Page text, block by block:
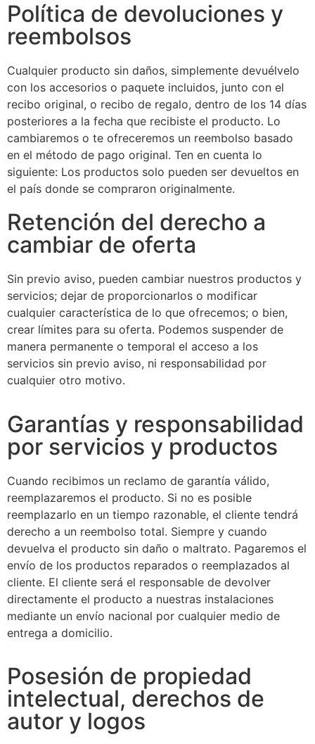
Política de devoluciones y
reembolsos
Cualquier producto sin daños, simplemente devuélvelo
con los accesorios o paquete incluidos, junto con el
recibo original, o recibo de regalo, dentro de los 14 días
posteriores a la fecha que recibiste el producto. Lo
cambiaremos o te ofreceremos un reembolso basado
en el método de pago original. Ten en cuenta lo
siguiente: Los productos solo pueden ser devueltos en
el país donde se compraron originalmente.
Retención del derecho a
cambiar de oferta
Sin previo aviso, pueden cambiar nuestros productos y
servicios; dejar de proporcionarlos o modificar
cualquier característica de lo que ofrecemos; o bien,
crear límites para su oferta. Podemos suspender de
manera permanente o temporal el acceso a los
servicios sin previo aviso, ni responsabilidad por
cualquier otro motivo.
Garantías y responsabilidad
por servicios y productos
Cuando recibimos un reclamo de garantía válido,
reemplazaremos el producto. Si no es posible
reemplazarlo en un tiempo razonable, el cliente tendrá
derecho a un reembolso total. Siempre y cuando
devuelva el producto sin daño o maltrato. Pagaremos el
envío de los productos reparados o reemplazados al
cliente. El cliente será el responsable de devolver
directamente el producto a nuestras instalaciones
mediante un envío nacional por cualquier medio de
entrega a domicilio.
Posesión de propiedad
intelectual, derechos de
autor y logos